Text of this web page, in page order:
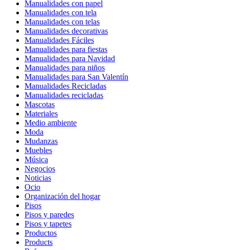
Manualidades con papel
Manualidades con tela
Manualidades con telas
Manualidades decorativas
Manualidades Fáciles
Manualidades para fiestas
Manualidades para Navidad
Manualidades para niños
Manualidades para San Valentín
Manualidades Recicladas
Manualidades recicladas
Mascotas
Materiales
Medio ambiente
Moda
Mudanzas
Muebles
Música
Negocios
Noticias
Ocio
Organización del hogar
Pisos
Pisos y paredes
Pisos y tapetes
Productos
Products